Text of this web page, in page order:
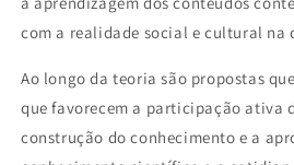
com a realidade social e cultural na
Ao longo da teoria são propostas
que favorecem a participação ativa
construção do conhecimento e a